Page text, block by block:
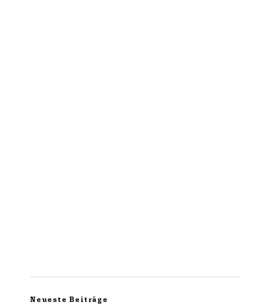
Neueste Beiträge